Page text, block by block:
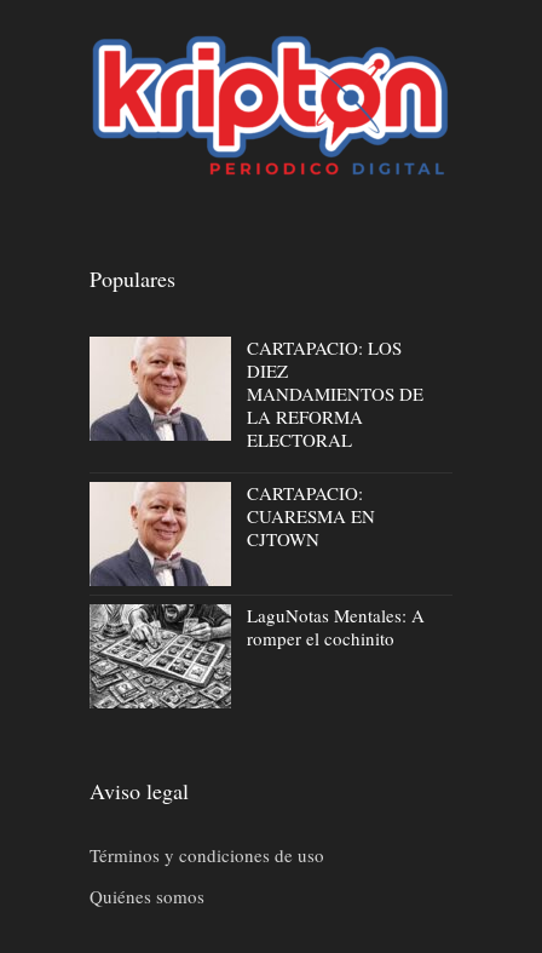
Populares
CARTAPACIO: LOS
DIEZ
MANDAMIENTOS DE
LA REFORMA
ELECTORAL
CARTAPACIO:
CUARESMA EN
CJTOWN
LaguNotas Mentales: A
romper el cochinito
Aviso legal
Términos y condiciones de uso
Quiénes somos